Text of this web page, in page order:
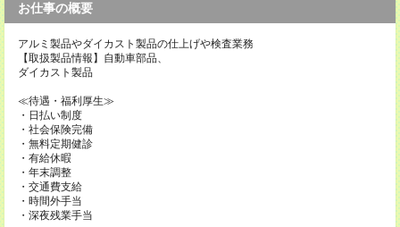
お仕事の概要
アルミ製品やダイカスト製品の仕上げや検査業務
【取扱製品情報】自動車部品、
ダイカスト製品
≪待遇・福利厚生≫
・日払い制度
・社会保険完備
・無料定期健診
・有給休暇
・年末調整
・交通費支給
・時間外手当
・深夜残業手当